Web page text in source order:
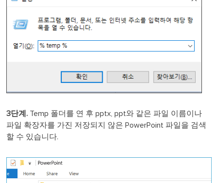
3단계. Temp 폴더를 연 후 pptx, ppt와 같은 파일 이름이나
파일 확장자를 가진 저장되지 않은 PowerPoint 파일을 검색
할 수 있습니다.